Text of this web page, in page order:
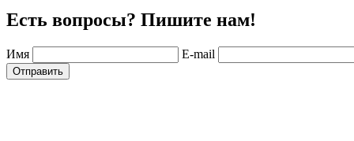
Есть вопросы? Пишите нам!
Имя E-mail